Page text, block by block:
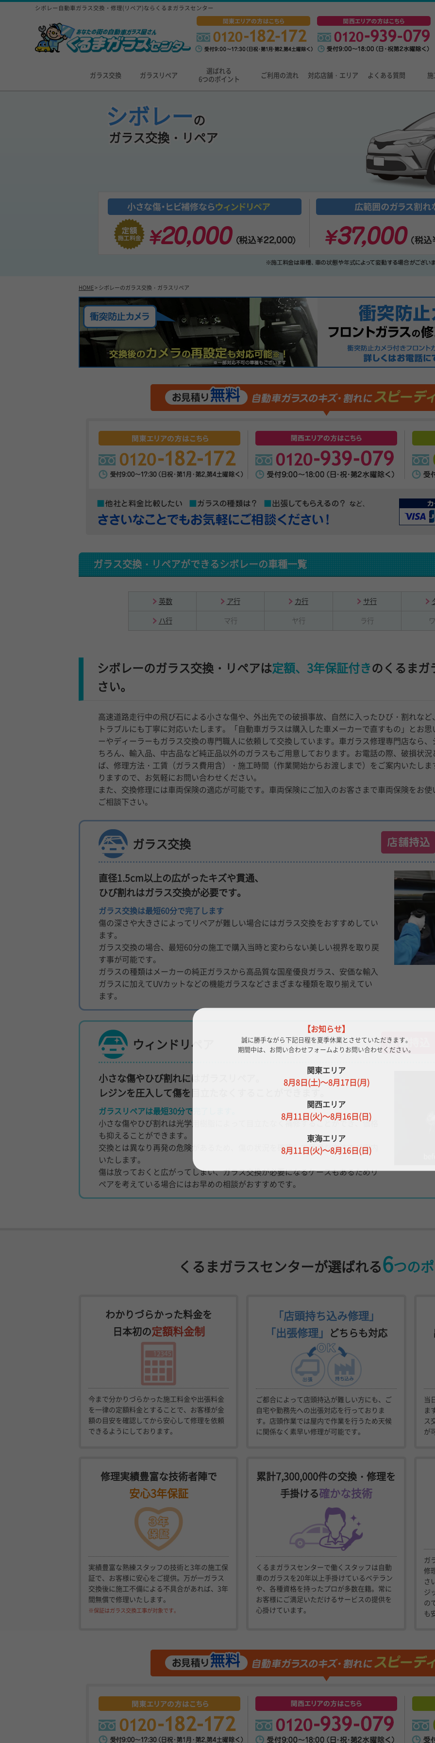
シボレー自動車ガラス交換・修理(リペア)ならくるまガラスセンター
ガラス交換 ガラスリペア
選ばれる
6つのポイント
ご利用の流れ 対応店舗・エリア よくある質問
シボレーの
ガラス交換・リペア
HOME> シボレーのガラス交換・ガラスリペア
ガラス交換・リペアができるシボレーの車種一覧
英数 ア行 カ行 サ行
ハ行
マ行 ヤ行 ラ行
シボレーのガラス交換・リペアは定額、3年保証付きのくるまガ
さい。
高速道路走行中の飛び石による小さな傷や、外出先での破損事故、自然に入ったひび・割れな
トラブルにも丁寧に対応いたします。「自動車ガラスは購入した車メーカーで直すもの」とお
ーやディーラーもガラス交換の専門職人に依頼して交換しています。車ガラス修理専門店なら
ちろん、輸入品、中古品など純正品以外のガラスもご用意しております。お電話の際、破損状
ば、修理方法・工賃（ガラス費用含）・施工時間（作業開始からお渡しまで）をご案内いたし
りますので、お気軽にお問い合わせください。
また、交換修理には車両保険の適応が可能です。車両保険にご加入のお客さまで車両保険をお
ご相談下さい。
ガラス交換
直径1.5cm以上の広がったキズや貫通、
ひび割れはガラス交換が必要です。
ガラス交換は最短60分で完了します
傷の深さや大きさによってリペアが難しい場合にはガラス交換をおすすめしてい
ます。
ガラス交換の場合、最短60分の施工で購入当時と変わらない美しい視界を取り戻
す事が可能です。
ガラスの種類はメーカーの純正ガラスから高品質な国産優良ガラス、安価な輸入
ガラスに加えてUVカットなどの機能ガラスなどさまざまな種類を取り揃えてい
ます。
ウィンドリペア
小さな傷やひび割れにはガラスリペア。
レジンを圧入して傷を目立たなくすることができます。
ガラスリペアは最短30分で完了します。
小さな傷やひび割れは光学用樹脂によって目立たなく補修することができ、価格
も抑えることができます。
交換とは異なり再発の危険があるため、傷の状況を確認して最適な方法でご案内
いたします。
傷は放っておくと広がってしまい、ガラス交換が必要になるケースもあるためリ
ペアを考えている場合にはお早めの相談がおすすめです。
くるまガラスセンターが選ばれる6つの
わかりづらかった料金を
日本初の定額料金制
今まで分かりづらかった施工料金や出張料金
を一律の定額料金とすることで、お客様が金
額の目安を確認してから安心して修理を依頼
できるようにしております。
「店頭持ち込み修理」
「出張修理」 どちらも対応
ご都合によって店頭持込が難しい方にも、ご
自宅や勤務先への出張対応を行っておりま
す。店頭作業では屋内で作業を行うため天候
に関係なく素早い修理が可能です。
当
ま
ス
が
修理実績豊富な技術者陣で
安心3年保証
実績豊富な熟練スタッフの技術と3年の施工保
証で、お客様に安心をご提供。万が一ガラス
交換後に施工不備による不具合があれば、3年
間無償で修理いたします。
※保証はガラス交換工事が対象です。
累計7,300,000件の交換・修理を
手掛ける確かな技術
くるまガラスセンターで働くスタッフは自動
車のガラスを20年以上手掛けているベテラン
や、各種資格を持ったプロが多数在籍。常に
お客様にご満足いただけるサービスの提供を
心掛けています。
ガ
修
さ
ジ
の
も
【お知らせ】
誠に勝手ながら下記日程を夏季休業とさせていただきます。
期間中は、お問い合わせフォームよりお問い合わせください。
関東エリア
8月8日(土)～8月17日(月)
関西エリア
8月11日(火)～8月16日(日)
東海エリア
8月11日(火)～8月16日(日)